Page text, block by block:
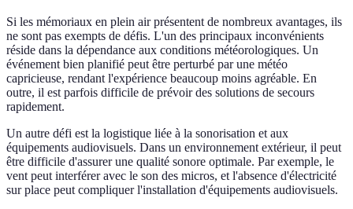
Si les mémoriaux en plein air présentent de nombreux avantages, ils
ne sont pas exempts de défis. L'un des principaux inconvénients
réside dans la dépendance aux conditions météorologiques. Un
événement bien planifié peut être perturbé par une météo
capricieuse, rendant l'expérience beaucoup moins agréable. En
outre, il est parfois difficile de prévoir des solutions de secours
rapidement.
Un autre défi est la logistique liée à la sonorisation et aux
équipements audiovisuels. Dans un environnement extérieur, il peut
être difficile d'assurer une qualité sonore optimale. Par exemple, le
vent peut interférer avec le son des micros, et l'absence d'électricité
sur place peut compliquer l'installation d'équipements audiovisuels.